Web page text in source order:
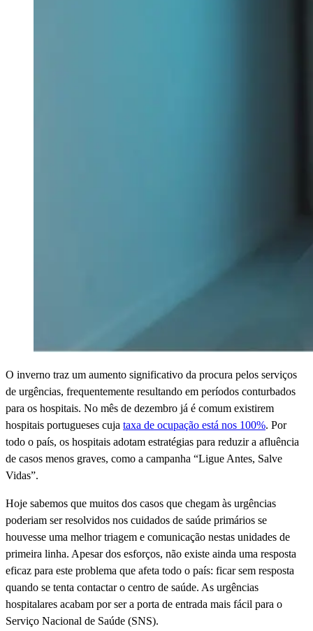
O inverno traz um aumento significativo da procura pelos serviços
de urgências, frequentemente resultando em períodos conturbados
para os hospitais. No mês de dezembro já é comum existirem
hospitais portugueses cuja taxa de ocupação está nos 100%. Por
todo o país, os hospitais adotam estratégias para reduzir a afluência
de casos menos graves, como a campanha “Ligue Antes, Salve
Vidas”.
Hoje sabemos que muitos dos casos que chegam às urgências
poderiam ser resolvidos nos cuidados de saúde primários se
houvesse uma melhor triagem e comunicação nestas unidades de
primeira linha. Apesar dos esforços, não existe ainda uma resposta
eficaz para este problema que afeta todo o país: ficar sem resposta
quando se tenta contactar o centro de saúde. As urgências
hospitalares acabam por ser a porta de entrada mais fácil para o
Serviço Nacional de Saúde (SNS).